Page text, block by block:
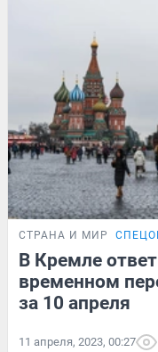
СТРАНА И МИР
В Кремле
временном
за 10 апреля
11 апреля, 2023, 00:27